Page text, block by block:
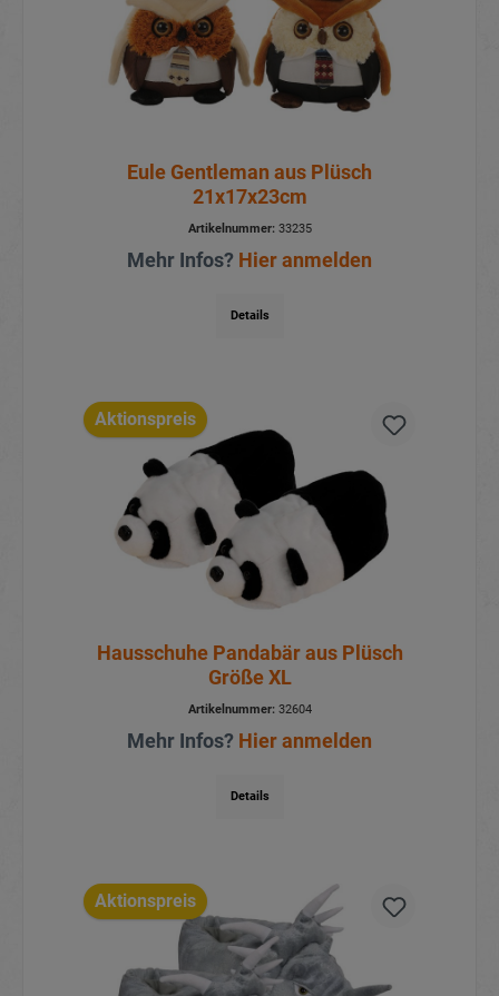
Eule Gentleman aus Plüsch
21x17x23cm
Artikelnummer:33235
Mehr Infos? Hier anmelden
Details
Aktionspreis
Hausschuhe Pandabär aus Plüsch
Größe XL
Artikelnummer:32604
Mehr Infos? Hier anmelden
Details
Aktionspreis